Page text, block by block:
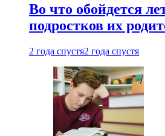
Во что обойдется
подростков их
2 года спустя2 года спустя